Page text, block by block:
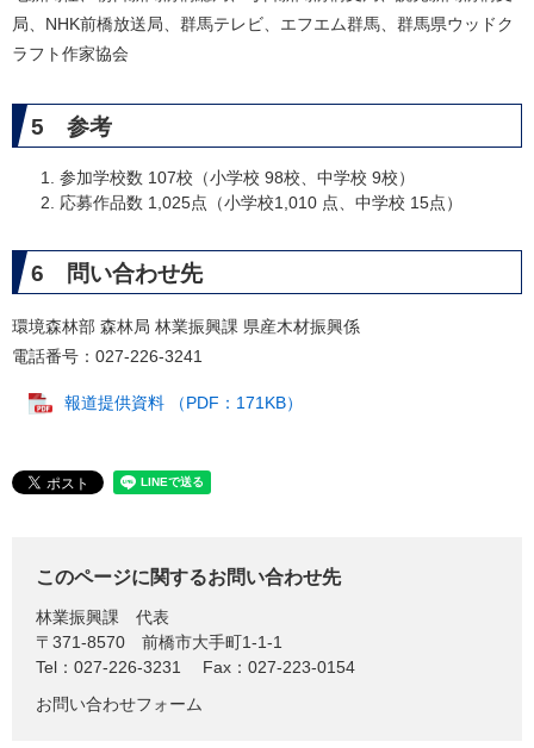
局、NHK前橋放送局、群馬テレビ、エフエム群馬、群馬県ウッドク
ラフト作家協会
5 参考
参加学校数 107校（小学校 98校、中学校 9校）
応募作品数 1,025点（小学校1,010 点、中学校 15点）
6 問い合わせ先
環境森林部 森林局 林業振興課 県産木材振興係
電話番号：027-226-3241
報道提供資料 （PDF：171KB）
このページに関するお問い合わせ先
林業振興課
代表
〒371-8570
前橋市大手町1-1-1
Tel：027-226-3231
Fax：027-223-0154
お問い合わせフォーム